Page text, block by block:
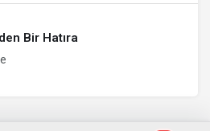
Bir Hatıra